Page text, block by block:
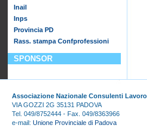
Inail
Inps
Provincia PD
Rass. stampa Confprofessioni
SPONSOR
Associazione Nazionale Consulenti Lavoro
VIA GOZZI 2G 35131 PADOVA
Tel. 049/8752444 - Fax. 049/8363966
e-mail: Unione Provinciale di Padova